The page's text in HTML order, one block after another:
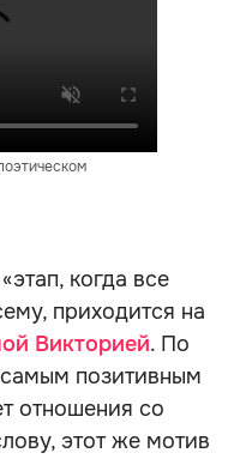
когда все
приходится на
Викторией. По
самым позитивным
отношения со
этот же мотив